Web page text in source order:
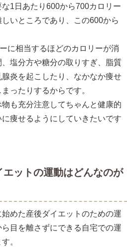
1日あたり600から700カロリー
いところであり、この600から
に相当するほどのカロリーが消
塩分方や糖分の取りすぎ、脂質
炎を起こしたり、なかなか痩せ
ったりするからです。
も充分注意してちゃんと健康的
痩せるようにしていきたいです
ットの運動はどんなのが
めた産後ダイエットのための運
目を離さずにできる自宅での運
。